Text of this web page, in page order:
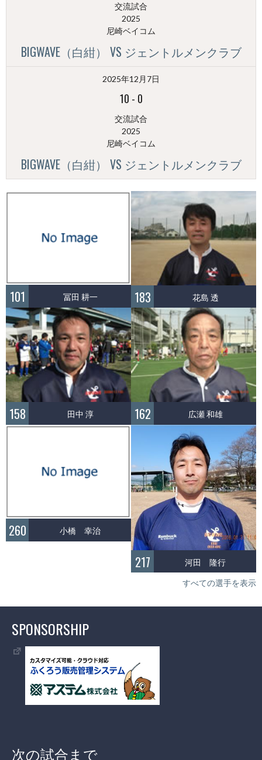
交流試合
2025
尼崎ベイコム
BIGWAVE（白紺） VS ジェントルメンクラブ
2025年12月7日
10 - 0
交流試合
2025
尼崎ベイコム
BIGWAVE（白紺） VS ジェントルメンクラブ
101 冨田 耕一 183 花島 透
158 田中 淳 162 広瀬 和雄
260 小橋 幸治
217 河田 隆行
すべての選手を表示
SPONSORSHIP
次の試合まで